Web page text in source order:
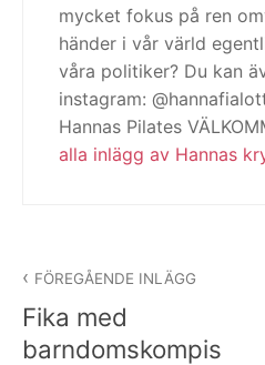
mycket fokus på ren
händer i vår värld
våra politiker? Du kan
instagram:
Hannas Pilates
alla inlägg av Hannas
FÖREGÅENDE INLÄGG
Fika med
barndomskompis